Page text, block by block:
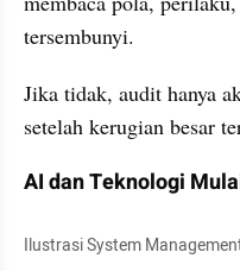
tersembunyi.
Jika tidak, audit hanya
setelah kerugian besar
AI dan Teknologi
Ilustrasi System